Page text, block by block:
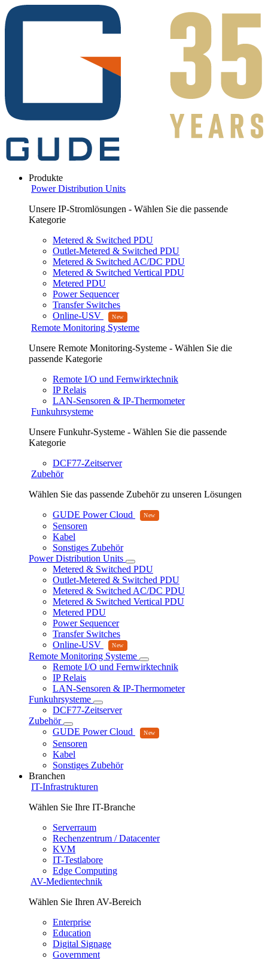
Produkte
Power Distribution Units
Unsere IP-Stromlösungen - Wählen Sie die passende
Kategorie
Metered & Switched PDU
Outlet-Metered & Switched PDU
Metered & Switched AC/DC PDU
Metered & Switched Vertical PDU
Metered PDU
Power Sequencer
Transfer Switches
Online-USV
Remote Monitoring Systeme
Unsere Remote Monitoring-Systeme - Wählen Sie die
passende Kategorie
Remote I/O und Fernwirktechnik
IP Relais
LAN-Sensoren & IP-Thermometer
Funkuhrsysteme
Unsere Funkuhr-Systeme - Wählen Sie die passende
Kategorie
DCF77-Zeitserver
Zubehör
Wählen Sie das passende Zubehör zu unseren Lösungen
GUDE Power Cloud
Sensoren
Kabel
Sonstiges Zubehör
Power Distribution Units
Metered & Switched PDU
Outlet-Metered & Switched PDU
Metered & Switched AC/DC PDU
Metered & Switched Vertical PDU
Metered PDU
Power Sequencer
Transfer Switches
Online-USV
Remote Monitoring Systeme
Remote I/O und Fernwirktechnik
IP Relais
LAN-Sensoren & IP-Thermometer
Funkuhrsysteme
DCF77-Zeitserver
Zubehör
GUDE Power Cloud
Sensoren
Kabel
Sonstiges Zubehör
Branchen
IT-Infrastrukturen
Wählen Sie Ihre IT-Branche
Serverraum
Rechenzentrum / Datacenter
KVM
IT-Testlabore
Edge Computing
AV-Medientechnik
Wählen Sie Ihren AV-Bereich
Enterprise
Education
Digital Signage
Government